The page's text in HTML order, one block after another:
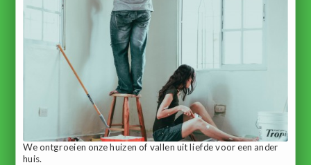
We ontgroeien onze huizen of vallen uit liefde voor een ander
huis.